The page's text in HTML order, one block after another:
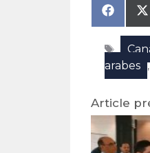
Share
on
X
arabes
Article